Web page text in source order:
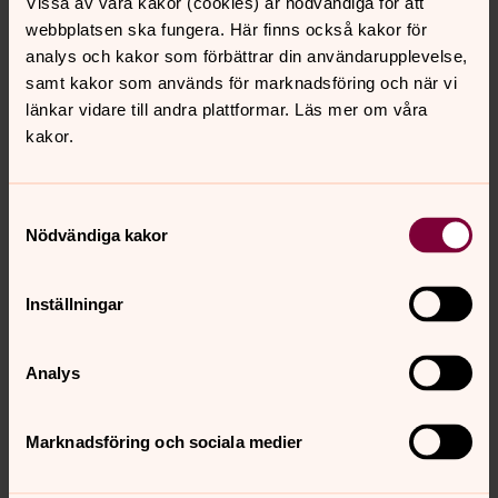
webbplatsen ska fungera. Här finns också kakor för
analys och kakor som förbättrar din användarupplevelse,
samt kakor som används för marknadsföring och när vi
länkar vidare till andra plattformar. Läs mer om våra
kakor.
Nödvändiga kakor
Inställningar
Analys
Marknadsföring och sociala medier
Öppna bildspel
Anmälan Fortbildningsveckan
2025